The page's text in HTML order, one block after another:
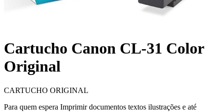
Cartucho Canon CL-31 Color
Original
CARTUCHO ORIGINAL
Para quem espera Imprimir documentos textos ilustrações e até